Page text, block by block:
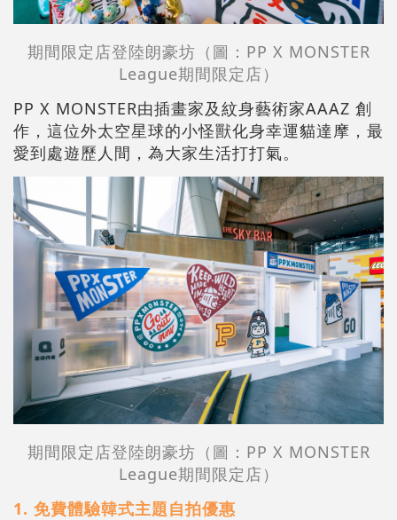
期間限定店登陸朗豪坊 （圖：PP X MONSTER
League期間限定店）
PP X MONSTER由插畫家及紋身藝術家AAAZ 創
作，這位外太空星球的小怪獸化身幸運貓達摩，最
愛到處遊歷人間，為大家生活打打氣。
期間限定店登陸朗豪坊（圖：PP X MONSTER
League期間限定店）
1. 免費體驗韓式主題自拍優惠